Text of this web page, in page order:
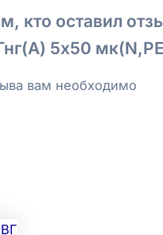
кто оставил
5х50
вам необходимо